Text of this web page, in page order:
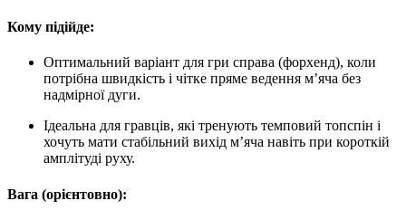
Кому підійде:
Оптимальний варіант для гри справа (форхенд), коли
потрібна швидкість і чітке пряме ведення м’яча без
надмірної дуги.
Ідеальна для гравців, які тренують темповий топспін і
хочуть мати стабільний вихід м’яча навіть при короткій
амплітуді руху.
Вага (орієнтовно):